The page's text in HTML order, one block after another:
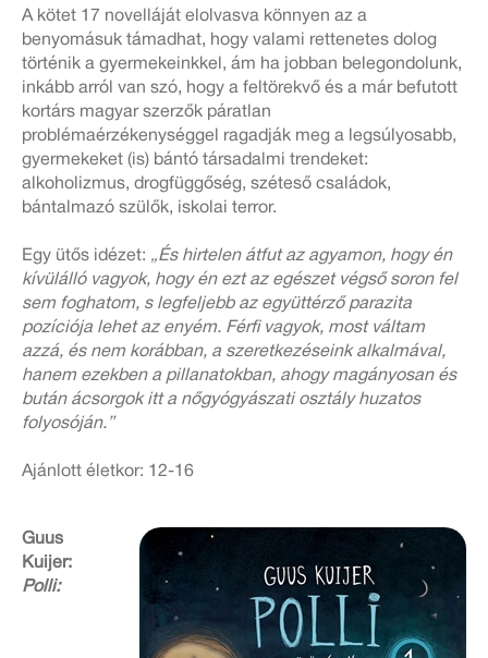
A kötet 17 novelláját elolvasva könnyen az a
benyomásuk támadhat, hogy valami rettenetes dolog
történik a gyermekeinkkel, ám ha jobban belegondolunk,
inkább arról van szó, hogy a feltörekvő és a már befutott
kortárs magyar szerzők páratlan
problémaérzékenységgel ragadják meg a legsúlyosabb,
gyermekeket (is) bántó társadalmi trendeket:
alkoholizmus, drogfüggőség, széteső családok,
bántalmazó szülők, iskolai terror.
Egy ütős idézet: „És hirtelen átfut az agyamon, hogy én
kívülálló vagyok, hogy én ezt az egészet végső soron fel
sem foghatom, s legfeljebb az együttérző parazita
pozíciója lehet az enyém. Férfi vagyok, most váltam
azzá, és nem korábban, a szeretkezéseink alkalmával,
hanem ezekben a pillanatokban, ahogy magányosan és
bután ácsorgok itt a nőgyógyászati osztály huzatos
folyosóján.”
Ajánlott életkor: 12-16
Guus
Kuijer:
Polli: